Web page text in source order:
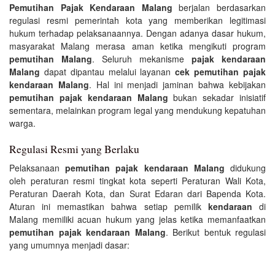
Pemutihan Pajak Kendaraan Malang berjalan berdasarkan
regulasi resmi pemerintah kota yang memberikan legitimasi
hukum terhadap pelaksanaannya. Dengan adanya dasar hukum,
masyarakat Malang merasa aman ketika mengikuti program
pemutihan Malang. Seluruh mekanisme pajak kendaraan
Malang dapat dipantau melalui layanancek pemutihan pajak
kendaraan Malang. Hal ini menjadi jaminan bahwa kebijakan
pemutihan pajak kendaraan Malang bukan sekadar inisiatif
sementara, melainkan program legal yang mendukung kepatuhan
warga.
Regulasi Resmi yang Berlaku
Pelaksanaanpemutihan pajak kendaraan Malang didukung
oleh peraturan resmi tingkat kota seperti Peraturan Wali Kota,
Peraturan Daerah Kota, dan Surat Edaran dari Bapenda Kota.
Aturan ini memastikan bahwa setiap pemilik kendaraan di
Malang memiliki acuan hukum yang jelas ketika memanfaatkan
pemutihan pajak kendaraan Malang. Berikut bentuk regulasi
yang umumnya menjadi dasar: